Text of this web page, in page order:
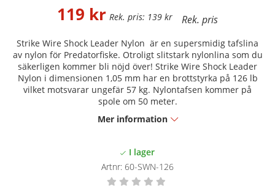
139 kr
119 kr
Strike Wire Shock Leader Nylon är en supersmidig tafslina
av nylon för Predatorfiske. Otroligt slitstark nylonlina som du
säkerligen kommer bli nöjd över! Strike Wire Shock Leader
Nylon i dimensionen 1,05 mm har en brottstyrka på 126 lb
vilket motsvarar ungefär 57 kg. Nylontafsen kommer på
spole om 50 meter.
Mer information
Artnr: 60-SWN-126